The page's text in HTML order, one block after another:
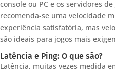
console ou PC e os servidores
recomenda-se uma velocidade
experiência satisfatória, mas
são ideais para jogos mais
Latência e Ping: O que são?
Latência, muitas vezes medida